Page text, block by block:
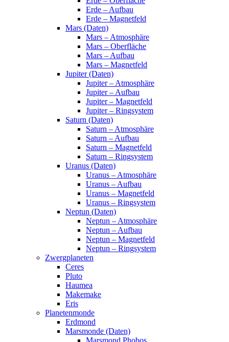
Erde – Aufbau
Erde – Magnetfeld
Mars (Daten)
Mars – Atmosphäre
Mars – Oberfläche
Mars – Aufbau
Mars – Magnetfeld
Jupiter (Daten)
Jupiter – Atmosphäre
Jupiter – Aufbau
Jupiter – Magnetfeld
Jupiter – Ringsystem
Saturn (Daten)
Saturn – Atmosphäre
Saturn – Aufbau
Saturn – Magnetfeld
Saturn – Ringsystem
Uranus (Daten)
Uranus – Atmosphäre
Uranus – Aufbau
Uranus – Magnetfeld
Uranus – Ringsystem
Neptun (Daten)
Neptun – Atmosphäre
Neptun – Aufbau
Neptun – Magnetfeld
Neptun – Ringsystem
Zwergplaneten
Ceres
Pluto
Haumea
Makemake
Eris
Planetenmonde
Erdmond
Marsmonde (Daten)
Marsmond Phobos